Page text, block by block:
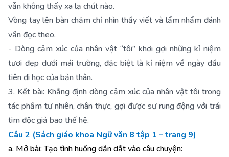
vẫn không thấy xa lạ chút nào.
Vòng tay lên bàn chăm chỉ nhìn thầy viết và lẩm nhẩm đánh
vần đọc theo.
- Dòng cảm xúc của nhân vật “tôi” khơi gợi những kỉ niệm
tươi đẹp dưới mái trường, đặc biệt là kỉ niệm về ngày đầu
tiên đi học của bản thân.
3. Kết bài: Khẳng định dòng cảm xúc của nhân vật tôi trong
tác phẩm tự nhiên, chân thực, gợi được sự rung động với trái
tim độc giả bao thế hệ.
Câu 2 (Sách giáo khoa Ngữ văn 8 tập 1 – trang 9)
a. Mở bài: Tạo tình huống dẫn dắt vào câu chuyện: